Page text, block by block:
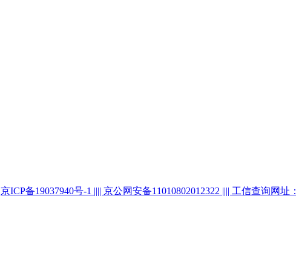
京ICP备19037940号-1 |||| 京公网安备11010802012322 |||| 工信查询网址